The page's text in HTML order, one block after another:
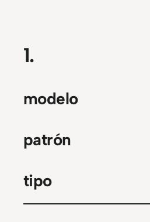
1.
modelo
patrón
tipo